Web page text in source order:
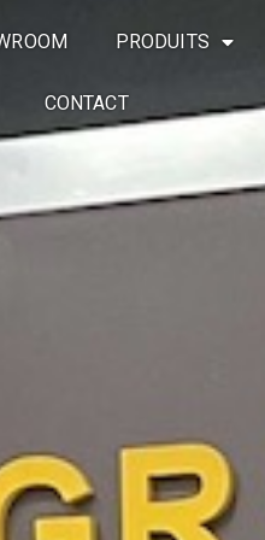
PRODUITS
CONTACT